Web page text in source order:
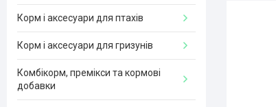
Корм і аксесуари для птахів
Корм і аксесуари для гризунів
Комбікорм, премікси та кормові
добавки